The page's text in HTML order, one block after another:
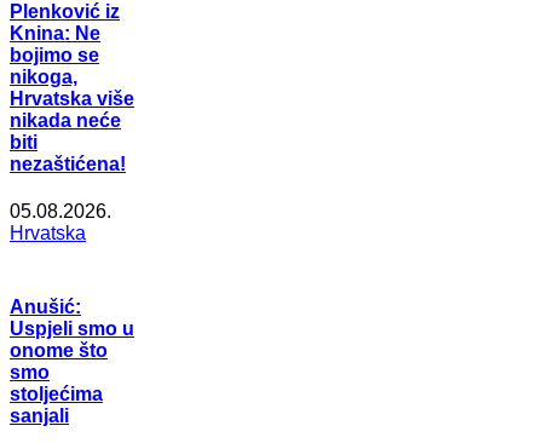
Plenković iz
Knina: Ne
bojimo se
nikoga,
Hrvatska više
nikada neće
biti
nezaštićena!
05.08.2026.
Hrvatska
Anušić:
Uspjeli smo u
onome što
smo
stoljećima
sanjali